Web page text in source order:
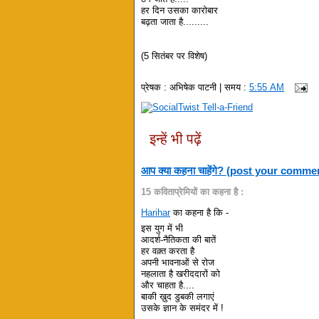
हर दिन उसका कारोबार
बढ़ता जाता है.........
(5 सितंबर पर विशेष)
प्रेषक :अभिषेक पाटनी | समय :5:55 AM
इन्हें भी पढ़ें
आप क्या कहना चाहेंगे? (post your
15 कविताप्रेमियों का कहना है :
Hariharका कहना है कि -
इस युग में भी
आदर्श-नैतिकता की बातें
हर वक़्त करता है
अपनी भावनाओं से रोज
नहलाता है खरीददारों को
और चाहता है....
बाकी ख़ुद डुबकी लगाएं
उसके ज्ञान के समंदर में !